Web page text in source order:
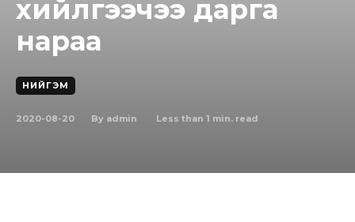
хийлгээчээ дарга
нараа
НИЙГЭМ
2020-08-20 By admin Less than 1 min. read